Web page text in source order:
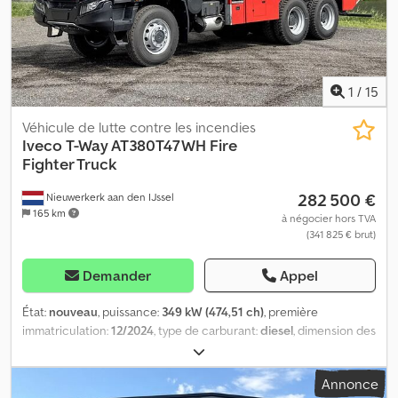
suspension à lames Essieu 2: Roues jumelées; Sculptures des
pneus gauche externe: 50%; Sculptures des pneus droit externe:
35%; Suspension: suspension pneumatique Essieu 3: Direction;
Sculptures des pneus gauche: 50%; Sculptures des pneus droite:
15%; Suspension: suspension pneumatique PBV: 26.000 kg
Numéro d'immatriculation: CN57BWF
1 / 15
Nieuwerkerk aan den IJssel
165 km
Véhicule de lutte contre les incendies
IvecoT-Way AT380T47WH Fire
Fighter Truck
282 500 €
à négocier hors TVA
(341 825 € brut)
Demander Appel
État: nouveau, puissance: 349 kW (474,51 ch), première
immatriculation:12/2024, type de carburant:diesel, dimension des
, configuration d'essieux:
4 500 mm, carburant:diesel, capacité du réservoir de carburant:
, cabine conducteur:cabine couchette,
Annonce